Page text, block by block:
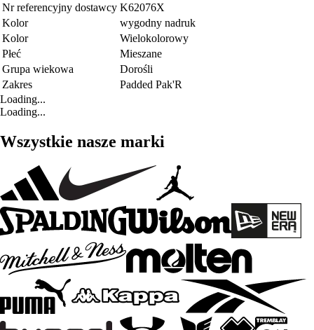
Nr referencyjny dostawcy K62076X
Kolor
wygodny nadruk
Kolor
Wielokolorowy
Płeć
Mieszane
Grupa wiekowa
Dorośli
Zakres
Padded Pak'R
Loading...
Loading...
Wszystkie nasze marki